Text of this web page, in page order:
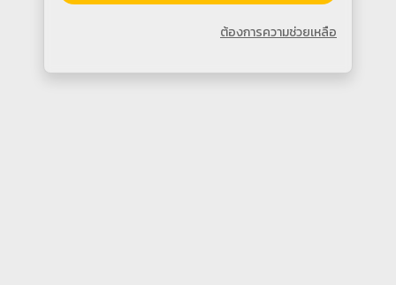
ต้องการความช่วยเหลือ